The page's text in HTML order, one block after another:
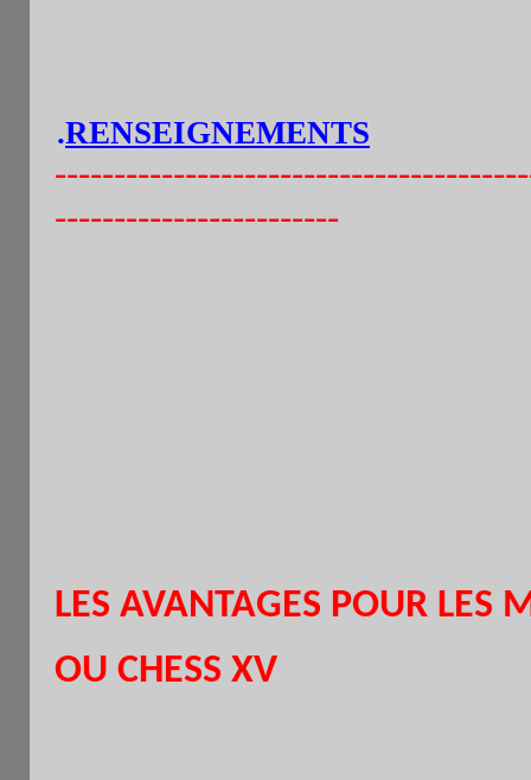
.RENSEIGNEMENTS
------------------------
LES AVANTAGES POUR LES
OU CHESS XV